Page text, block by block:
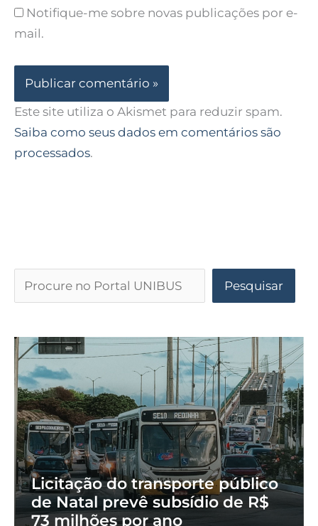
Notifique-me sobre novas publicações por e-
mail.
Este site utiliza o Akismet para reduzir spam.
Saiba como seus dados em comentários são
processados.
Pesquisar
Licitação do transporte público
de Natal prevê subsídio de R$
73 milhões por ano